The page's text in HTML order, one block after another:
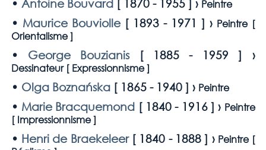
• Antoine Bouvard[ 1870 - 1955] › Peintre
• Maurice Bouviolle[ 1893 - 1971 ] › Peintre [
Orientalisme]
• George Bouzianis[ 1885 - 1959 ] ›
Dessinateur [ Expressionnisme]
• Olga Boznańska[ 1865 - 1940] › Peintre
• Marie Bracquemond [ 1840 - 1916] › Peintre
[ Impressionnisme]
• Henri de Braekeleer[ 1840 - 1888 ] › Peintre [